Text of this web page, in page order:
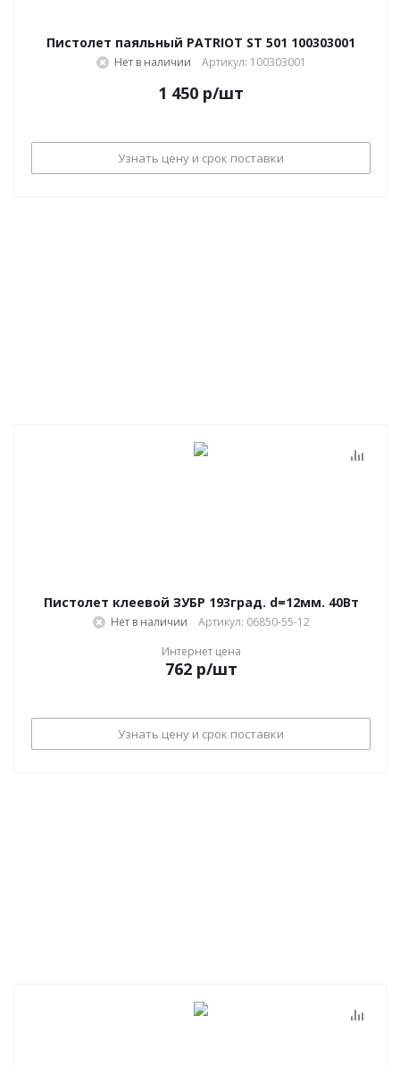
Пистолет паяльный PATRIOT ST 501 100303001
Нет в наличии Артикул: 100303001
1 450 р/шт
Узнать цену и срок поставки
Пистолет клеевой ЗУБР 193град. d=12мм. 40Вт
Нет в наличии
Артикул: 06850-55-12
Интернет цена
762р/шт
Узнать цену и срок поставки